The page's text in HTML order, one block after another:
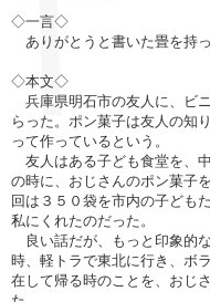
◇一言◇
ありがとうと書いた畳を持
◇本文◇
兵庫県明石市の友人に、ビ
らった。ポン菓子は友人の知
って作っているという。
友人はある子ども食堂を、
の時に、おじさんのポン菓子
回は３５０袋を市内の子ども
私にくれたのだった。
良い話だが、もっと印象的
時、軽トラで東北に行き、ボ
在して帰る時のことを、おじ